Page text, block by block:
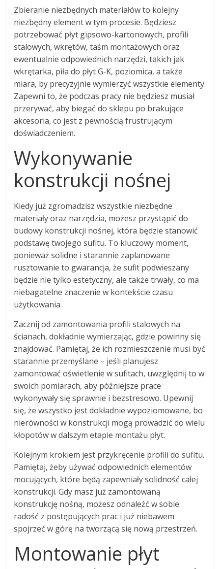
Zbieranie niezbędnych materiałów to kolejny
niezbędny element w tym procesie. Będziesz
potrzebować płyt gipsowo-kartonowych, profili
stalowych, wkrętów, taśm montażowych oraz
ewentualnie odpowiednich narzędzi, takich jak
wkrętarka, piła do płyt G-K, poziomica, a także
miara, by precyzyjnie wymierzyć wszystkie elementy.
Zapewni to, że podczas pracy nie będziesz musiał
przerywać, aby biegać do sklepu po brakujące
akcesoria, co jest z pewnością frustrującym
doświadczeniem.
Wykonywanie
konstrukcji nośnej
Kiedy już zgromadzisz wszystkie niezbędne
materiały oraz narzędzia, możesz przystąpić do
budowy konstrukcji nośnej, która będzie stanowić
podstawę twojego sufitu. To kluczowy moment,
ponieważ solidne i starannie zaplanowane
rusztowanie to gwarancja, że sufit podwieszany
będzie nie tylko estetyczny, ale także trwały, co ma
niebagatelne znaczenie w kontekście czasu
użytkowania.
Zacznij od zamontowania profili stalowych na
ścianach, dokładnie wymierzając, gdzie powinny się
znajdować. Pamiętaj, że ich rozmieszczenie musi być
starannie przemyślane – jeśli planujesz
zamontować oświetlenie w sufitach, uwzględnij to w
swoich pomiarach, aby późniejsze prace
wykonywały się sprawnie i bezstresowo. Upewnij
się, że wszystko jest dokładnie wypoziomowane, bo
nierówności w konstrukcji mogą prowadzić do wielu
kłopotów w dalszym etapie montażu płyt.
Kolejnym krokiem jest przykręcenie profili do sufitu.
Pamiętaj, żeby używać odpowiednich elementów
mocujących, które będą zapewniały solidność całej
konstrukcji. Gdy masz już zamontowaną
konstrukcję nośną, możesz odnaleźć w sobie
radość z postępujących prac i już niebawem
spojrzeć w górę na tworzącą się nową przestrzeń.
Montowanie płyt